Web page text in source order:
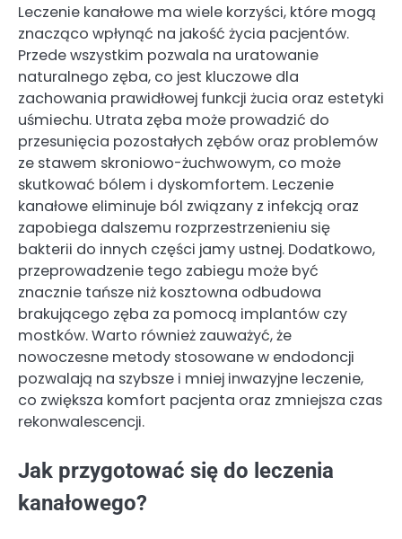
Leczenie kanałowe ma wiele korzyści, które mogą
znacząco wpłynąć na jakość życia pacjentów.
Przede wszystkim pozwala na uratowanie
naturalnego zęba, co jest kluczowe dla
zachowania prawidłowej funkcji żucia oraz estetyki
uśmiechu. Utrata zęba może prowadzić do
przesunięcia pozostałych zębów oraz problemów
ze stawem skroniowo-żuchwowym, co może
skutkować bólem i dyskomfortem. Leczenie
kanałowe eliminuje ból związany z infekcją oraz
zapobiega dalszemu rozprzestrzenieniu się
bakterii do innych części jamy ustnej. Dodatkowo,
przeprowadzenie tego zabiegu może być
znacznie tańsze niż kosztowna odbudowa
brakującego zęba za pomocą implantów czy
mostków. Warto również zauważyć, że
nowoczesne metody stosowane w endodoncji
pozwalają na szybsze i mniej inwazyjne leczenie,
co zwiększa komfort pacjenta oraz zmniejsza czas
rekonwalescencji.
Jak przygotować się do leczenia
kanałowego?